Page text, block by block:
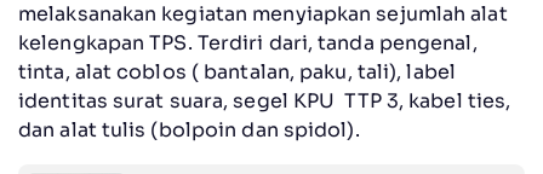
melaksanakan kegiatan menyiapkan sejumlah alat
kelengkapan TPS. Terdiri dari, tanda pengenal,
tinta, alat coblos ( bantalan, paku, tali), label
identitas surat suara, segel KPU TTP 3, kabel ties,
dan alat tulis (bolpoin dan spidol).